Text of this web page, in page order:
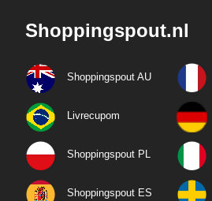
Shoppingspout.nl
Shoppingspout AU
Livrecupom
Shoppingspout PL
Shoppingspout ES